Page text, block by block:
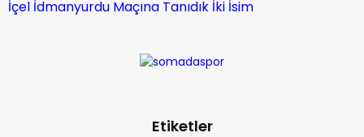
İçel İdmanyurdu Maçına Tanıdık İki İsim
Etiketler